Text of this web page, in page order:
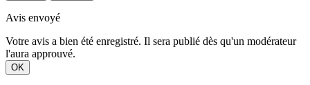
Avis envoyé
Votre avis a bien été enregistré. Il sera publié dès qu'un modérateur
l'aura approuvé.
OK